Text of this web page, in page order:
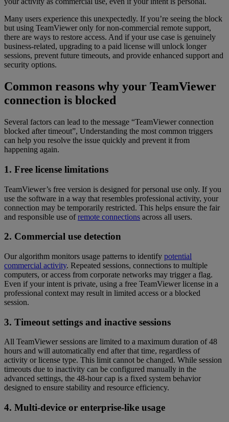
Many users experience this unexpectedly. If you’re seeing the block
but using TeamViewer only for non-commercial remote support,
there are ways to restore access. And if your use case is genuinely
business-related, upgrading to a paid license will unlock longer
sessions, prevent future timeouts, and provide enhanced support and
security options.
Common reasons why your TeamViewer
connection is blocked
Several factors can lead to the message “TeamViewer connection
blocked after timeout”, Understanding the most common triggers
can help you resolve the issue quickly and prevent it from
happening again.
1. Free license limitations
TeamViewer’s free version is designed for personal use only. If you
use the software in a way that resembles professional activity, your
connection may be temporarily restricted. This helps ensure the fair
and responsible use ofremote connections across all users.
2. Commercial use detection
Our algorithm monitors usage patterns to identify potential
commercial activity. Repeated sessions, connections to multiple
computers, or access from corporate networks may trigger a flag.
Even if your intent is private, using a free TeamViewer license in a
professional context may result in limited access or a blocked
session.
3. Timeout settings and inactive sessions
All TeamViewer sessions are limited to a maximum duration of 48
hours and will automatically end after that time, regardless of
activity or license type. This limit cannot be changed. While session
timeouts due to inactivity can be configured manually in the
advanced settings, the 48-hour cap is a fixed system behavior
designed to ensure stability and resource efficiency.
4. Multi-device or enterprise-like usage